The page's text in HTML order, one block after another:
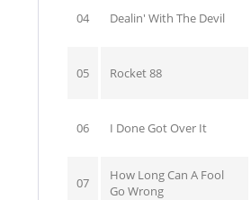
04 Dealin' With The Devil
05 Rocket 88
06 I Done Got Over It
07
How Long Can A Fool
Go Wrong